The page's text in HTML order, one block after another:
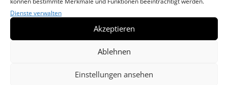
Dienste verwalten
Akzeptieren
Ablehnen
Einstellungen ansehen
Weilimdorfer Heimatkreis unterstützt „DRAUSSENKUNST“
17.